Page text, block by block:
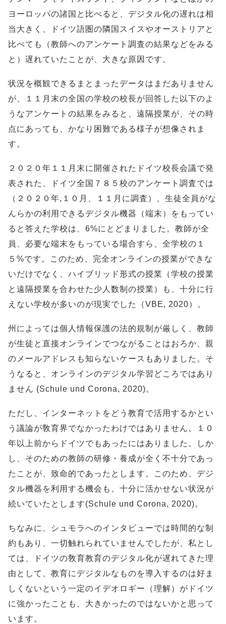
ヨーロッパの諸国と比べると、デジタル化の遅れは相
当大きく、ドイツ語圏の隣国スイスやオーストリアと
比べても（教師へのアンケート調査の結果などをみる
と）遅れていたことが、大きな原因です。
状況を概観できるまとまったデータはまだありません
が、１１月末の全国の学校の校長が回答した以下のよ
うなアンケートの結果をみると、遠隔授業が、その時
点にあっても、かなり困難である様子が想像されま
す。
２０２０年１１月末に開催されたドイツ校長会議で発
表された、ドイツ全国７８５校のアンケート調査では
（２０２０年,１０月、１１月に調査）、生徒全員がな
んらかの利用できるデジタル機器（端末）をもってい
ると答えた学校は、6%にとどまりました。教師が全
員、必要な端末をもっている場合すら、全学校の１
５%です。このため、完全オンラインの授業ができな
いだけでなく、ハイブリッド形式の授業（学校の授業
と遠隔授業を合わせた少人数制の授業）も、十分に行
えない学校が多いのが現実でした（VBE, 2020）。
州によっては個人情報保護の法的規制が厳しく、教師
が生徒と直接オンラインでつながることはおろか、親
のメールアドレスも知らないケースもありました。そ
うなると、オンラインのデジタル学習どころではあり
ません (Schule und Corona, 2020)。
ただし、インターネットをどう教育で活用するかとい
う議論が敎育界でなかったわけではありません。１０
年以上前からドイツでもあったにはありました。しか
し、そのための教師の研修・養成が全く不十分であっ
たことが、致命的であったとします。このため、デジ
タル機器を利用する機会も、十分に活かせない状況が
続いていたとします(Schule und Corona, 2020)。
ちなみに、シュモラへのインタビューでは時間的な制
約もあり、一切触れられていませんでしたが、私とし
ては、ドイツの敎育教育のデジタル化が遅れてきた理
由として、教育にデジタルなものを導入するのは好ま
しくないという一定のイデオロギー（理解）がドイツ
に強かったことも、大きかったのではないかと思って
います。